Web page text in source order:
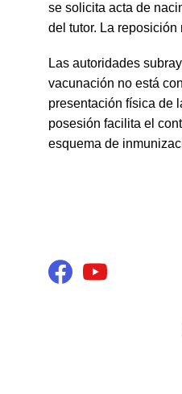
se solicita acta de
del tutor. La reposición
Las autoridades
vacunación no está
presentación física de
posesión facilita el
esquema de